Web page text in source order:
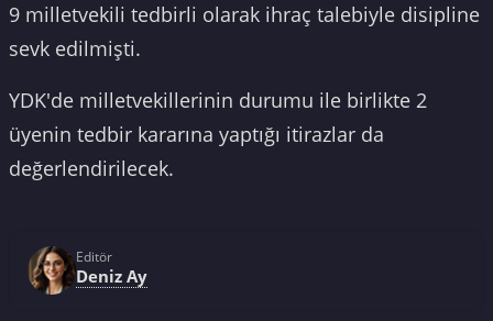
9 milletvekili tedbirli olarak ihraç talebiyle disipline
sevk edilmişti.
YDK'de milletvekillerinin durumu ile birlikte 2
üyenin tedbir kararına yaptığı itirazlar da
değerlendirilecek.
Editör
Deniz Ay